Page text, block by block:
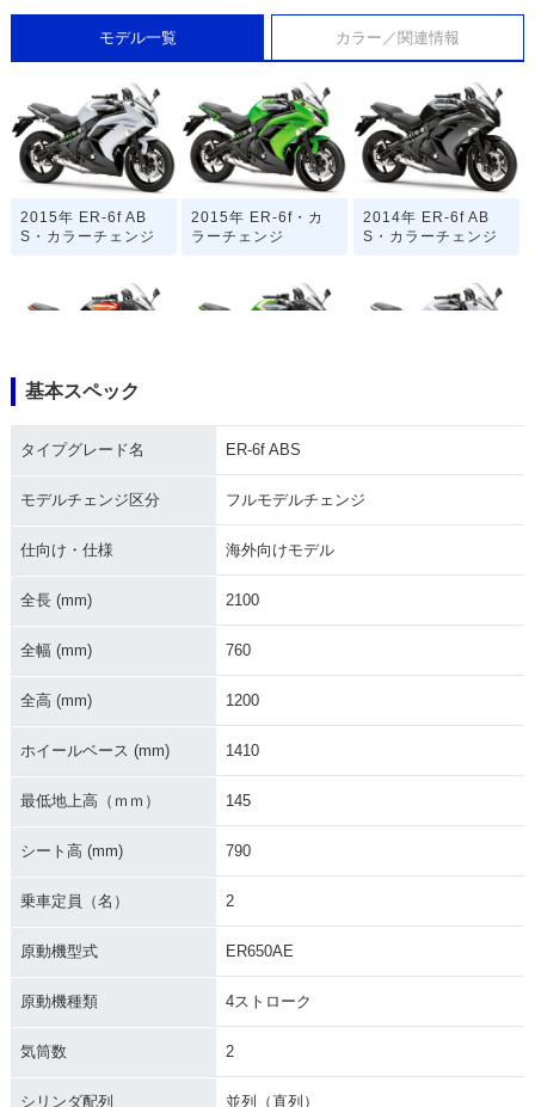
モデル一覧 カラー／関連情報
2015年 ER-6f AB
S・カラーチェンジ
2015年 ER-6f・カ
ラーチェンジ
2014年 ER-6f AB
S・カラーチェンジ
ンジ
2011年 ER-6f・カ
ラーチェンジ
S・カラーチェンジ
2009年 ER-6f AB
S・フルモデルチェ
ルモデルチェンジ
基本スペック
タイプグレード名 ER-6f ABS
モデルチェンジ区分 フルモデルチェンジ
仕向け・仕様 海外向けモデル
全長 (mm) 2100
全幅 (mm) 760
全高 (mm) 1200
ホイールベース (mm) 1410
最低地上高（ｍｍ） 145
シート高 (mm) 790
乗車定員（名） 2
原動機型式 ER650AE
原動機種類 4ストローク
気筒数 2
シリンダ配列 並列（直列）